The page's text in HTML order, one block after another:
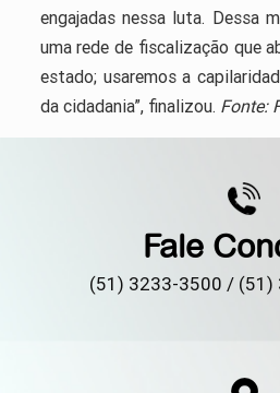
engajadas nessa luta. Dessa
uma rede de fiscalização que
estado; usaremos a
da cidadania”, finalizou. Fonte:
Fale
(51) 3233-3500 / (51)